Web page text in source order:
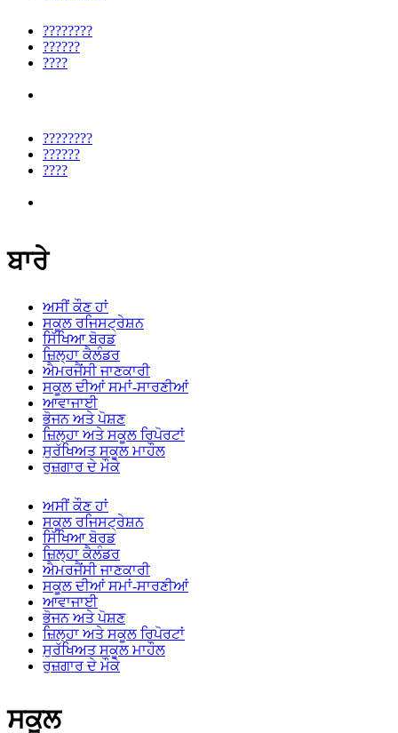
????????
??????
????
????????
??????
????
ਬਾਰੇ
ਅਸੀਂ ਕੌਣ ਹਾਂ
ਸਕੂਲ ਰਜਿਸਟ੍ਰੇਸ਼ਨ
ਸਿੱਖਿਆ ਬੋਰਡ
ਜ਼ਿਲ੍ਹਾ ਕੈਲੰਡਰ
ਐਮਰਜੈਂਸੀ ਜਾਣਕਾਰੀ
ਸਕੂਲ ਦੀਆਂ ਸਮਾਂ-ਸਾਰਣੀਆਂ
ਆਵਾਜਾਈ
ਭੋਜਨ ਅਤੇ ਪੋਸ਼ਣ
ਜ਼ਿਲ੍ਹਾ ਅਤੇ ਸਕੂਲ ਰਿਪੋਰਟਾਂ
ਸੁਰੱਖਿਅਤ ਸਕੂਲ ਮਾਹੌਲ
ਰੁਜ਼ਗਾਰ ਦੇ ਮੌਕੇ
ਅਸੀਂ ਕੌਣ ਹਾਂ
ਸਕੂਲ ਰਜਿਸਟ੍ਰੇਸ਼ਨ
ਸਿੱਖਿਆ ਬੋਰਡ
ਜ਼ਿਲ੍ਹਾ ਕੈਲੰਡਰ
ਐਮਰਜੈਂਸੀ ਜਾਣਕਾਰੀ
ਸਕੂਲ ਦੀਆਂ ਸਮਾਂ-ਸਾਰਣੀਆਂ
ਆਵਾਜਾਈ
ਭੋਜਨ ਅਤੇ ਪੋਸ਼ਣ
ਜ਼ਿਲ੍ਹਾ ਅਤੇ ਸਕੂਲ ਰਿਪੋਰਟਾਂ
ਸੁਰੱਖਿਅਤ ਸਕੂਲ ਮਾਹੌਲ
ਰੁਜ਼ਗਾਰ ਦੇ ਮੌਕੇ
ਸਕੂਲ